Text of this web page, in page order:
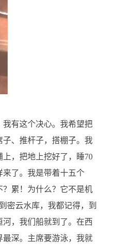
有这个决心。我希望把
、推杆子，搭棚子。我
，把地上挖好了，睡70
了。我是带着十五个
累！为什么？它不是机
密云水库，我都记得，到
，我们船就到了。在西
深。主席要游泳，我就